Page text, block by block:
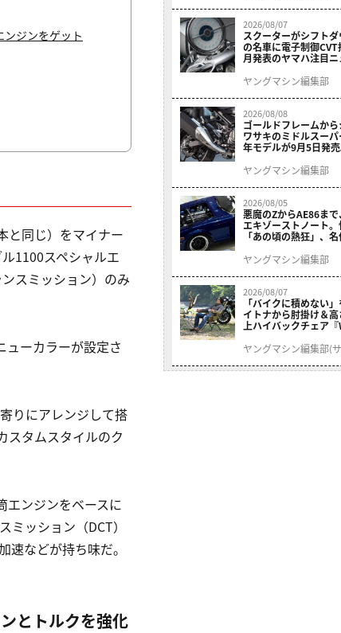
ジンをゲット
と同じ）をマイナー
1100スペシャルエ
スミッション）のみ
ューカラーが設定さ
りにアレンジして搭
スタムスタイルのク
エンジンをベースに
ッション（DCT）
などが持ち味だ。
とトルクを強化
2026/08/07
スクーターがシフト
の名車に電子制御
月発表のヤマハ注目
ヤングマシン編集部
2026/08/08
ゴールドフレームか
ワサキのミドルスー
年モデルが9月5日発
ヤングマシン編集部
2026/08/05
悪魔のZからAE86ま
エキゾーストノート
「あの頃の熱狂」、
結！
ヤングマシン編集部
2026/08/07
「バイクに積めない
イトナから肘掛け＆
上ハイバックチェア
ヤングマシン編集部(